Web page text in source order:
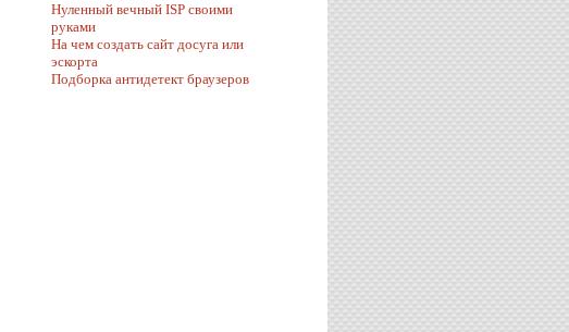
Нуленный вечный ISP своими
руками
На чем создать сайт досуга или
эскорта
Подборка антидетект браузеров